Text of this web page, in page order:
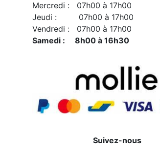
Suivez-nous
Mercredi : 07h00 à 17h00
Jeudi : 07h00 à 17h00
Vendredi : 07h00 à 17h00
Samedi : 8h00 à 16h30